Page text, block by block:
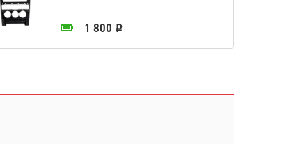
В наличии в магазине
1 800 i